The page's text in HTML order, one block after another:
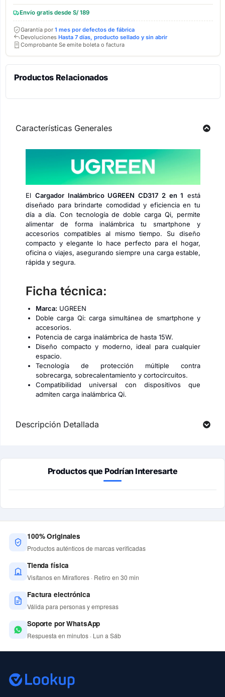
Envío gratis desde S/ 189
Garantía por 1 mes por defectos de fábrica
Devoluciones Hasta 7 días, producto sellado y sin abrir
Comprobante Se emite boleta o factura
Productos Relacionados
Características Generales
El Cargador Inalámbrico UGREEN CD317 2 en 1 está
diseñado para brindarte comodidad y eficiencia en tu
día a día. Con tecnología de doble carga Qi, permite
alimentar de forma inalámbrica tu smartphone y
accesorios compatibles al mismo tiempo. Su diseño
compacto y elegante lo hace perfecto para el hogar,
oficina o viajes, asegurando siempre una carga estable,
rápida y segura.
Ficha técnica:
Marca: UGREEN
Doble carga Qi: carga simultánea de smartphone y
accesorios.
Potencia de carga inalámbrica de hasta 15W.
Diseño compacto y moderno, ideal para cualquier
espacio.
Tecnología de protección múltiple contra
sobrecarga, sobrecalentamiento y cortocircuitos.
Compatibilidad universal con dispositivos que
admiten carga inalámbrica Qi.
Descripción Detallada
Productos que Podrían Interesarte
100% Originales
Productos auténticos de marcas verificadas
Tienda física
Visítanos en Miraflores · Retiro en 30 min
Factura electrónica
Válida para personas y empresas
Soporte por WhatsApp
Respuesta en minutos · Lun a Sáb